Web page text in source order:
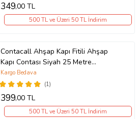
349,00 TL
500 TL ve Üzeri 50 TL İndirim
Contacall Ahşap Kapı Fitili Ahşap
Kapı Contası Siyah 25 Metre
Ortadan Tırnaklı AKC-11
(1)
Kargo Bedava
399,00 TL
500 TL ve Üzeri 50 TL İndirim